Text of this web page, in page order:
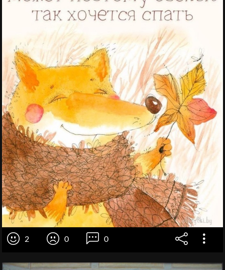
2 0 0